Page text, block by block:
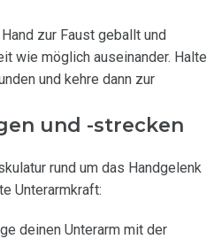
zur Faust geballt und
wie möglich auseinander. Halte
und kehre dann zur
und -strecken
rund um das Handgelenk
Unterarmkraft:
deinen Unterarm mit der